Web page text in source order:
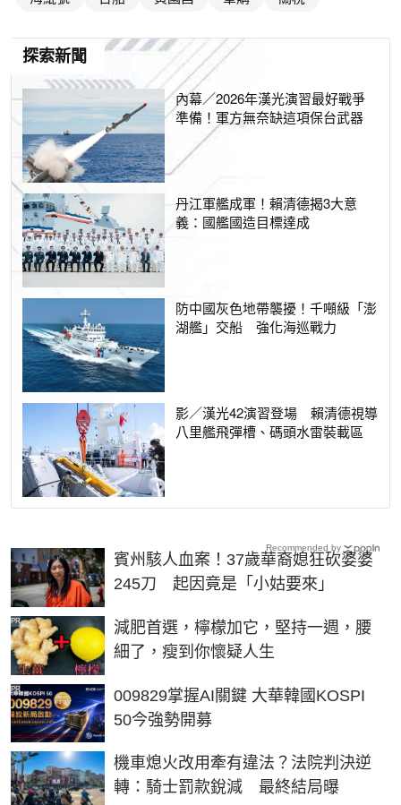
探索新聞
內幕／2026年漢光演習最好戰爭
準備！軍方無奈缺這項保台武器
丹江軍艦成軍！賴清德揭3大意
義：國艦國造目標達成
防中國灰色地帶襲擾！千噸級「澎
湖艦」交船 強化海巡戰力
影／漢光42演習登場 賴清德視導
八里艦飛彈槽、碼頭水雷裝載區
賓州駭人血案！37歲華裔媳狂砍婆婆
245刀 起因竟是「小姑要來」
減肥首選，檸檬加它，堅持一週，腰
細了，瘦到你懷疑人生
PR
009829掌握AI關鍵 大華韓國KOSPI
50今強勢開募
PR
機車熄火改用牽有違法？法院判決逆
轉：騎士罰款銳減 最終結局曝
Recommended by